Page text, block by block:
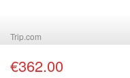
Trip.com
€362.00